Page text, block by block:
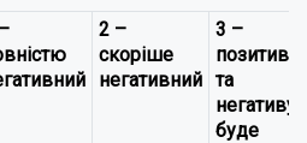
2 –
скоріше
негативний
3 –
позитиву
та
негативу
буде